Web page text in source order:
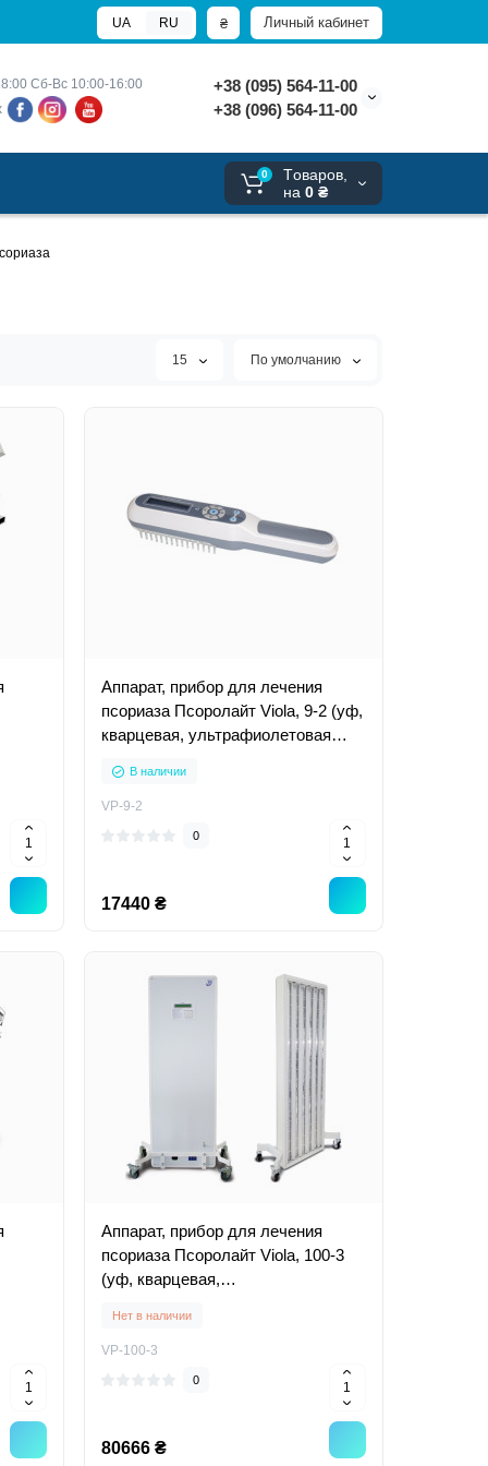
Личный кабинет
₴
UA RU
Сб-Вс 10:00-16:00
+38 (095) 564-11-00
+38 (096) 564-11-00
0
Tоваров,
на 0 ₴
15 По умолчанию
Аппарат, прибор для лечения
псориаза Псоролайт Viola, 9-2 (уф,
кварцевая, ультрафиолетовая
В наличии
VP-9-2
0
17440 ₴
Аппарат, прибор для лечения
псориаза Псоролайт Viola, 100-3
(уф, кварцевая,
Нет в наличии
VP-100-3
0
80666 ₴